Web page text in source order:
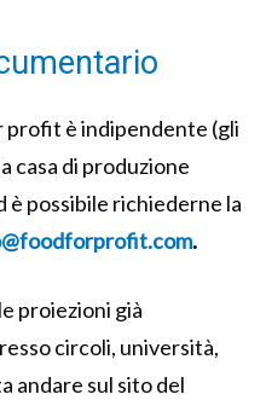
profit è indipendente (gli
casa di produzione
è possibile richiederne la
.
proiezioni già
circoli, università,
andare sul sito del